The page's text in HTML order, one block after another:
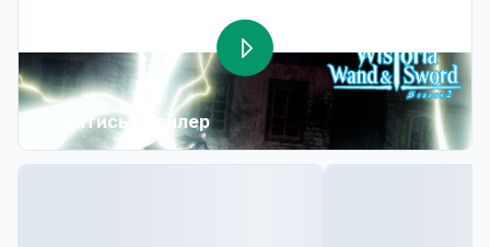
Дивитись трейлер